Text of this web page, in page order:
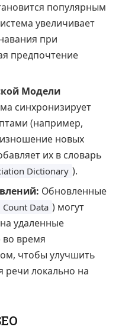
популярным
увеличивает
при
предпочтение
Модели
синхронизирует
(например,
новых
их в словарь
Dictionary ).
Обновленные
Count Data ) могут
удаленные
во время
чтобы улучшить
речи локально на